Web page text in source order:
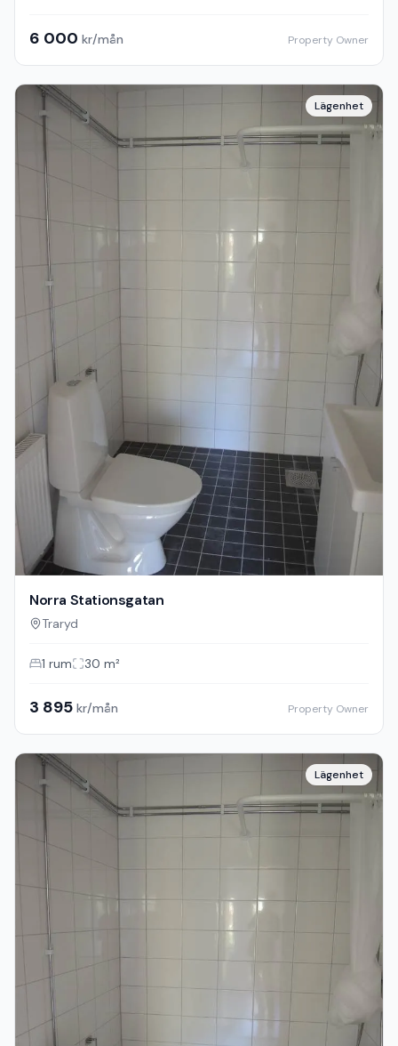
6 000 kr/mån Property Owner
Lägenhet
Norra Stationsgatan
Traryd
1 rum 30 m²
3 895 kr/mån Property Owner
Lägenhet